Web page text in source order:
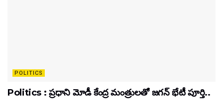
POLITICS
Politics : ప్రధాని మోడీ కేంద్ర మంత్రులతో జగన్ భేటీ పూర్తి..